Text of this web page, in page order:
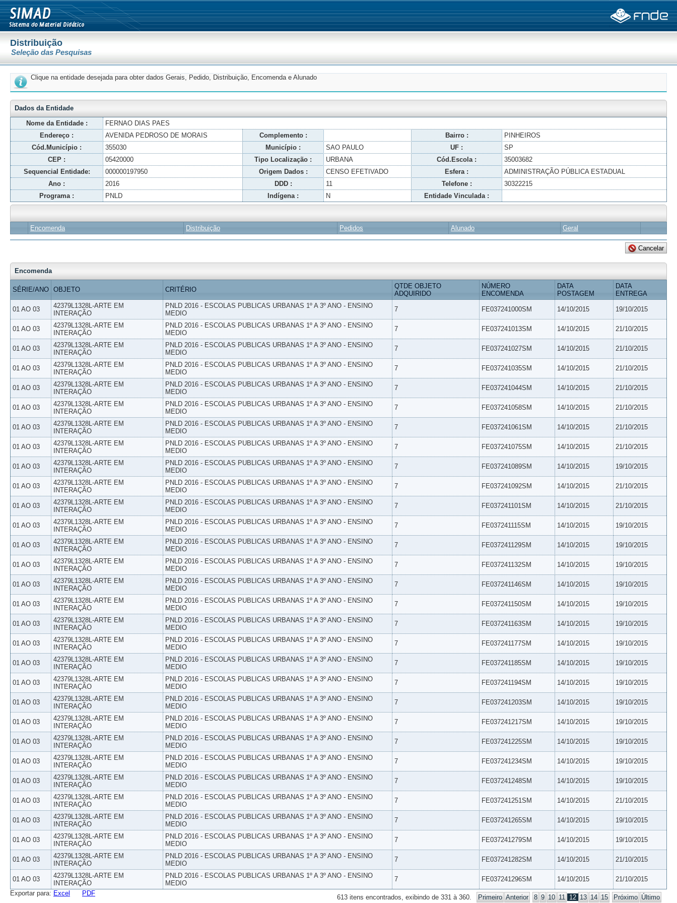
Distribuição
Seleção das Pesquisas
Clique na entidade desejada para obter dados Gerais, Pedido, Distribuição, Encomenda e Alunado
Dados da Entidade
Nome da Entidade :
FERNAO DIAS PAES
Endereço :
AVENIDA PEDROSO DE MORAIS Complemento : Bairro :
PINHEIROS
Cód.Município :
355030 Município : SAO PAULO UF :
SP
CEP :
05420000 Tipo Localização : URBANA Cód.Escola :
35003682
Sequencial Entidade:
000000197950 Origem Dados : CENSO EFETIVADO Esfera :
ADMINISTRAÇÃO PÚBLICA ESTADUAL
Ano :
2016 DDD : 11 Telefone :
30322215
Programa :
PNLD Indígena : N Entidade Vinculada :
Encomenda Distribuição Pedidos Alunado Geral
Encomenda
SÉRIE/ANO OBJETO CRITÉRIO
QTDE OBJETO
ADQUIRIDO
NÚMERO
ENCOMENDA
DATA
POSTAGEM
DATA
ENTREGA
01 AO 03
42379L1328L-ARTE EM
INTERAÇÃO
PNLD 2016 - ESCOLAS PUBLICAS URBANAS 1º A 3º ANO - ENSINO
MEDIO
7 FE037241000SM 14/10/2015 19/10/2015
01 AO 03
42379L1328L-ARTE EM
INTERAÇÃO
PNLD 2016 - ESCOLAS PUBLICAS URBANAS 1º A 3º ANO - ENSINO
MEDIO
7 FE037241013SM 14/10/2015 21/10/2015
01 AO 03
42379L1328L-ARTE EM
INTERAÇÃO
PNLD 2016 - ESCOLAS PUBLICAS URBANAS 1º A 3º ANO - ENSINO
MEDIO
7 FE037241027SM 14/10/2015 21/10/2015
01 AO 03
42379L1328L-ARTE EM
INTERAÇÃO
PNLD 2016 - ESCOLAS PUBLICAS URBANAS 1º A 3º ANO - ENSINO
MEDIO
7 FE037241035SM 14/10/2015 21/10/2015
01 AO 03
42379L1328L-ARTE EM
INTERAÇÃO
PNLD 2016 - ESCOLAS PUBLICAS URBANAS 1º A 3º ANO - ENSINO
MEDIO
7 FE037241044SM 14/10/2015 21/10/2015
01 AO 03
42379L1328L-ARTE EM
INTERAÇÃO
PNLD 2016 - ESCOLAS PUBLICAS URBANAS 1º A 3º ANO - ENSINO
MEDIO
7 FE037241058SM 14/10/2015 21/10/2015
01 AO 03
42379L1328L-ARTE EM
INTERAÇÃO
PNLD 2016 - ESCOLAS PUBLICAS URBANAS 1º A 3º ANO - ENSINO
MEDIO
7 FE037241061SM 14/10/2015 21/10/2015
01 AO 03
42379L1328L-ARTE EM
INTERAÇÃO
PNLD 2016 - ESCOLAS PUBLICAS URBANAS 1º A 3º ANO - ENSINO
MEDIO
7 FE037241075SM 14/10/2015 21/10/2015
01 AO 03
42379L1328L-ARTE EM
INTERAÇÃO
PNLD 2016 - ESCOLAS PUBLICAS URBANAS 1º A 3º ANO - ENSINO
MEDIO
7 FE037241089SM 14/10/2015 19/10/2015
01 AO 03
42379L1328L-ARTE EM
INTERAÇÃO
PNLD 2016 - ESCOLAS PUBLICAS URBANAS 1º A 3º ANO - ENSINO
MEDIO
7 FE037241092SM 14/10/2015 21/10/2015
01 AO 03
42379L1328L-ARTE EM
INTERAÇÃO
PNLD 2016 - ESCOLAS PUBLICAS URBANAS 1º A 3º ANO - ENSINO
MEDIO
7 FE037241101SM 14/10/2015 21/10/2015
01 AO 03
42379L1328L-ARTE EM
INTERAÇÃO
PNLD 2016 - ESCOLAS PUBLICAS URBANAS 1º A 3º ANO - ENSINO
MEDIO
7 FE037241115SM 14/10/2015 19/10/2015
01 AO 03
42379L1328L-ARTE EM
INTERAÇÃO
PNLD 2016 - ESCOLAS PUBLICAS URBANAS 1º A 3º ANO - ENSINO
MEDIO
7 FE037241129SM 14/10/2015 19/10/2015
01 AO 03
42379L1328L-ARTE EM
INTERAÇÃO
PNLD 2016 - ESCOLAS PUBLICAS URBANAS 1º A 3º ANO - ENSINO
MEDIO
7 FE037241132SM 14/10/2015 19/10/2015
01 AO 03
42379L1328L-ARTE EM
INTERAÇÃO
PNLD 2016 - ESCOLAS PUBLICAS URBANAS 1º A 3º ANO - ENSINO
MEDIO
7 FE037241146SM 14/10/2015 19/10/2015
01 AO 03
42379L1328L-ARTE EM
INTERAÇÃO
PNLD 2016 - ESCOLAS PUBLICAS URBANAS 1º A 3º ANO - ENSINO
MEDIO
7 FE037241150SM 14/10/2015 19/10/2015
01 AO 03
42379L1328L-ARTE EM
INTERAÇÃO
PNLD 2016 - ESCOLAS PUBLICAS URBANAS 1º A 3º ANO - ENSINO
MEDIO
7 FE037241163SM 14/10/2015 19/10/2015
01 AO 03
42379L1328L-ARTE EM
INTERAÇÃO
PNLD 2016 - ESCOLAS PUBLICAS URBANAS 1º A 3º ANO - ENSINO
MEDIO
7 FE037241177SM 14/10/2015 19/10/2015
01 AO 03
42379L1328L-ARTE EM
INTERAÇÃO
PNLD 2016 - ESCOLAS PUBLICAS URBANAS 1º A 3º ANO - ENSINO
MEDIO
7 FE037241185SM 14/10/2015 19/10/2015
01 AO 03
42379L1328L-ARTE EM
INTERAÇÃO
PNLD 2016 - ESCOLAS PUBLICAS URBANAS 1º A 3º ANO - ENSINO
MEDIO
7 FE037241194SM 14/10/2015 19/10/2015
01 AO 03
42379L1328L-ARTE EM
INTERAÇÃO
PNLD 2016 - ESCOLAS PUBLICAS URBANAS 1º A 3º ANO - ENSINO
MEDIO
7 FE037241203SM 14/10/2015 19/10/2015
01 AO 03
42379L1328L-ARTE EM
INTERAÇÃO
PNLD 2016 - ESCOLAS PUBLICAS URBANAS 1º A 3º ANO - ENSINO
MEDIO
7 FE037241217SM 14/10/2015 19/10/2015
01 AO 03
42379L1328L-ARTE EM
INTERAÇÃO
PNLD 2016 - ESCOLAS PUBLICAS URBANAS 1º A 3º ANO - ENSINO
MEDIO
7 FE037241225SM 14/10/2015 19/10/2015
01 AO 03
42379L1328L-ARTE EM
INTERAÇÃO
PNLD 2016 - ESCOLAS PUBLICAS URBANAS 1º A 3º ANO - ENSINO
MEDIO
7 FE037241234SM 14/10/2015 19/10/2015
01 AO 03
42379L1328L-ARTE EM
INTERAÇÃO
PNLD 2016 - ESCOLAS PUBLICAS URBANAS 1º A 3º ANO - ENSINO
MEDIO
7 FE037241248SM 14/10/2015 19/10/2015
01 AO 03
42379L1328L-ARTE EM
INTERAÇÃO
PNLD 2016 - ESCOLAS PUBLICAS URBANAS 1º A 3º ANO - ENSINO
MEDIO
7 FE037241251SM 14/10/2015 21/10/2015
01 AO 03
42379L1328L-ARTE EM
INTERAÇÃO
PNLD 2016 - ESCOLAS PUBLICAS URBANAS 1º A 3º ANO - ENSINO
MEDIO
7 FE037241265SM 14/10/2015 19/10/2015
01 AO 03
42379L1328L-ARTE EM
INTERAÇÃO
PNLD 2016 - ESCOLAS PUBLICAS URBANAS 1º A 3º ANO - ENSINO
MEDIO
7 FE037241279SM 14/10/2015 19/10/2015
01 AO 03
42379L1328L-ARTE EM
INTERAÇÃO
PNLD 2016 - ESCOLAS PUBLICAS URBANAS 1º A 3º ANO - ENSINO
MEDIO
7 FE037241282SM 14/10/2015 21/10/2015
01 AO 03
42379L1328L-ARTE EM
INTERAÇÃO
PNLD 2016 - ESCOLAS PUBLICAS URBANAS 1º A 3º ANO - ENSINO
MEDIO
7 FE037241296SM 14/10/2015 21/10/2015
613 itens encontrados, exibindo de 331 à 360. Primeiro Anterior 8 9 10 11 12 13 14 15 Próximo Último
Exportar para: Excel PDF